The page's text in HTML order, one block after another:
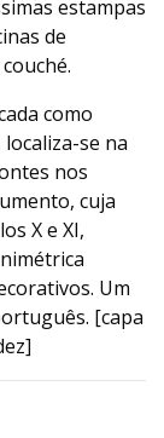
estampas
de
como
se na
nos
cuja
X e XI,
Um
[capa